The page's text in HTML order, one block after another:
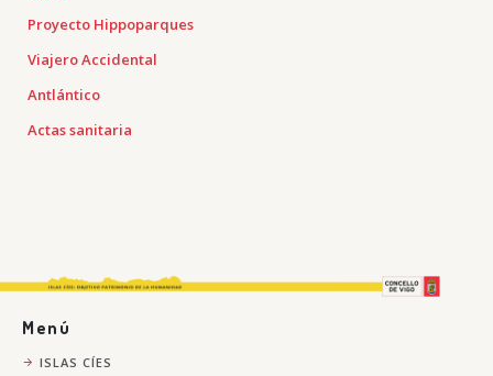
Proyecto Hippoparques
Viajero Accidental
Antlántico
Actas sanitaria
Menú
ISLAS CÍES